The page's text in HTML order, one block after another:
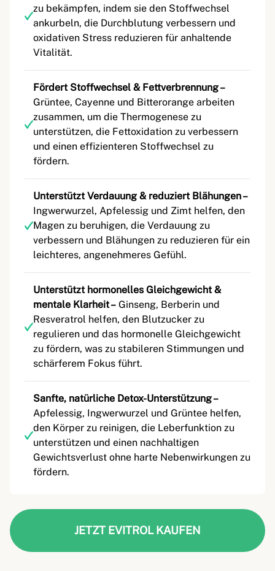
zu bekämpfen, indem sie den Stoffwechsel
ankurbeln, die Durchblutung verbessern und
oxidativen Stress reduzieren für anhaltende
Vitalität.
Fördert Stoffwechsel & Fettverbrennung –
Grüntee, Cayenne und Bitterorange arbeiten
zusammen, um die Thermogenese zu
unterstützen, die Fettoxidation zu verbessern
und einen effizienteren Stoffwechsel zu
fördern.
Unterstützt Verdauung & reduziert Blähungen –
Ingwerwurzel, Apfelessig und Zimt helfen, den
Magen zu beruhigen, die Verdauung zu
verbessern und Blähungen zu reduzieren für ein
leichteres, angenehmeres Gefühl.
Unterstützt hormonelles Gleichgewicht &
mentale Klarheit – Ginseng, Berberin und
Resveratrol helfen, den Blutzucker zu
regulieren und das hormonelle Gleichgewicht
zu fördern, was zu stabileren Stimmungen und
schärferem Fokus führt.
Sanfte, natürliche Detox-Unterstützung –
Apfelessig, Ingwerwurzel und Grüntee helfen,
den Körper zu reinigen, die Leberfunktion zu
unterstützen und einen nachhaltigen
Gewichtsverlust ohne harte Nebenwirkungen zu
fördern.
JETZT EVITROL KAUFEN